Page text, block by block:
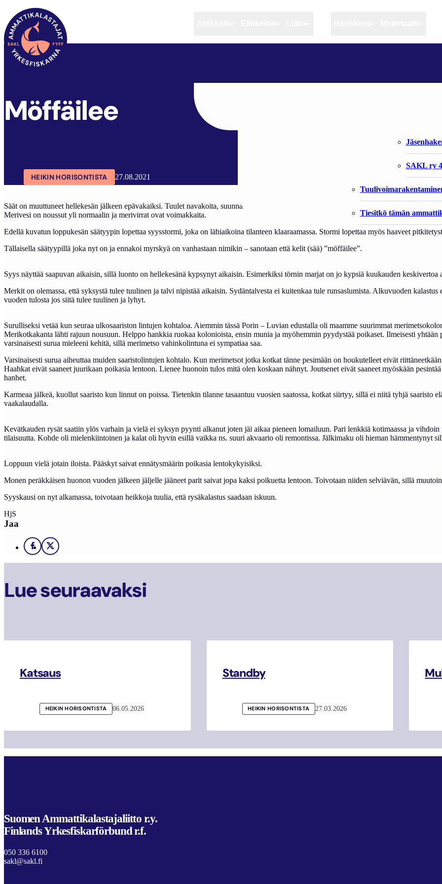
Artikkelit Elinkeino
Rannikko ja
Elinkeinokalatalouden
Kalat ja kalatalous
Vahinkoeläimet
Tiesitkö tämän
Liitto
Liiton
SAKL ry
SAKL ARTIKKELIT
Möffäilee
HEIKIN HORISONTISTA 27.08.2021
Säät on muuttuneet hellekesän jälkeen epävakaiksi. Tuulet navakoita, suunnaltaan vaihtelevia ja rapsakoita sadekuuroja päivittäin ja jos joku
Merivesi on noussut yli normaalin ja merivirrat ovat voimakkaita.
Edellä kuvatun loppukesän säätyypin lopettaa syysstormi, joka on lähiaikoina tilanteen klaaraamassa. Stormi lopettaa myös haaveet
Tällaisella säätyypillä joka nyt on ja ennakoi myrskyä on vanhastaan nimikin – sanotaan että kelit (sää) ”möffäilee”.
Syys näyttää saapuvan aikaisin, sillä luonto on hellekesänä kypsynyt aikaisin. Esimerkiksi törnin marjat on jo kypsiä kuukauden keskivertoa
Merkit on olemassa, että syksystä tulee tuulinen ja talvi nipistää aikaisin. Sydäntalvesta ei kuitenkaa tule runsaslumista. Alkuvuoden
vuoden tulosta jos siitä tulee tuulinen ja lyhyt.
Surulliseksi vetää kun seuraa ulkosaariston lintujen kohtaloa. Aiemmin tässä Porin – Luvian edustalla oli maamme suurimmat
Merikotkakanta lähti rajuun nousuun. Helppo hankkia ruokaa kolonioista, ensin munia ja myöhemmin pyydystää poikaset. Ilmeisesti
varsinaisesti surua mieleeni kehitä, sillä merimetso vahinkolintuna ei sympatiaa saa.
Varsinaisesti surua aiheuttaa muiden saaristolintujen kohtalo. Kun merimetsot jotka kotkat tänne pesimään on houkutelleet eivät
Haahkat eivät saaneet juurikaan poikasia lentoon. Lienee huonoin tulos mitä olen koskaan nähnyt. Joutsenet eivät saaneet myöskään
hanhet.
Karmeaa jälkeä, kuollut saaristo kun linnut on poissa. Tietenkin tilanne tasaantuu vuosien saatossa, kotkat siirtyy, sillä ei niitä tyhjä saaristo
vaakalaudalla.
Kevätkauden rysät saatiin ylös varhain ja vielä ei syksyn pyynti alkanut joten jäi aikaa pieneen lomailuun. Pari lenkkiä kotimaassa ja
tilaisuutta. Kohde oli mielenkiintoinen ja kalat oli hyvin esillä vaikka ns. suuri akvaario oli remontissa. Jälkimaku oli hieman hämmentynyt
Loppuun vielä jotain iloista. Pääskyt saivat ennätysmäärin poikasia lentokykyisiksi.
Monen peräkkäisen huonon vuoden jälkeen jäljelle jääneet parit saivat jopa kaksi poikuetta lentoon. Toivotaan niiden selviävän, sillä
Syyskausi on nyt alkamassa, toivotaan heikkoja tuulia, että rysäkalastus saadaan iskuun.
HjS
Jaa
Facebook
X
Lue seuraavaksi
Katsaus
HEIKIN HORISONTISTA 06.05.2026
Standby
HEIKIN HORISONTISTA 27.03.2026
Suomen Ammattikalastajaliitto r.y.
Finlands Yrkesfiskarförbund r.f.
050 336 6100
sakl@sakl.fi